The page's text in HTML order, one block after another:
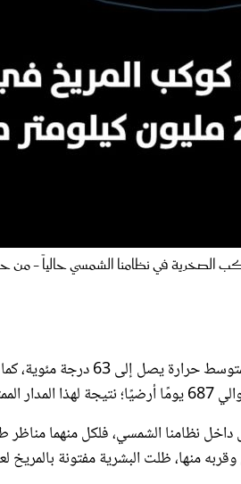
الصخرية في نظامنا الشمسي حالياً -
تجدر الإشارة إلى أن المريخ يُعدُّ من
الشمس.
داخل نظامنا الشمسي، فلكل منهما
منها، ظلت البشرية مفتونة بالمريخ